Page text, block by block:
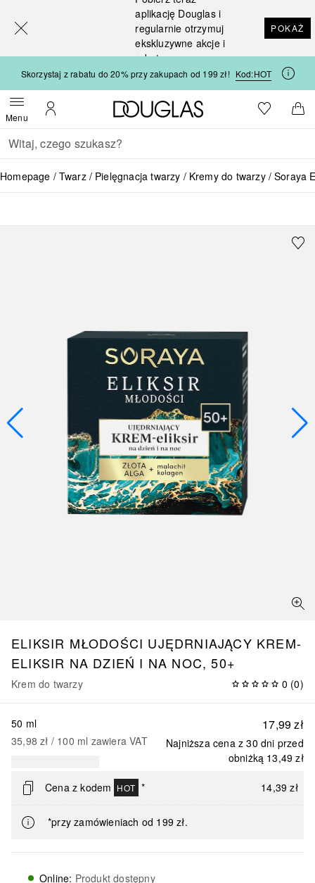
aplikację Douglas i
regularnie otrzymuj
ekskluzywne akcje i
rabaty
POKAŻ
Skorzystaj z rabatu do 20% przy zakupach od 199 zł! Kod:HOT
MenuOtwórz menuMoje konto
Strona główna Douglas
Do listyDo
Wracać
Wykonaj wyszukiwanie
Homepage Twarz Pielęgnacja twarzy Kremy do twarzy Soraya
ELIKSIR MŁODOŚCI UJĘDRNIAJĄCY KREM-
ELIKSIR NA DZIEŃ I NA NOC, 50+
Krem do twarzy 0 (0)
17,99 zł
Najniższa cena z 30 dni przed
obniżką 13,49 zł
50 ml
35,98 zł / 100 ml zawiera VAT
Cena z kodem HOT * 14,39 zł
*przy zamówieniach od 199 zł.
Online: Produkt dostępny
[navigation.slideout.screenreader]